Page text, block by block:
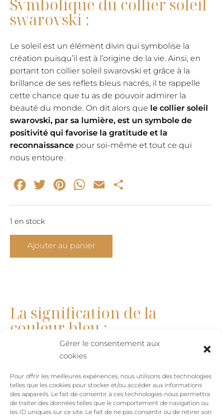
Gérer le consentement aux
cookies
Pour offrir les meilleures expériences, nous utilisons des technologies
telles que les cookies pour stocker et/ou accéder aux informations
des appareils. Le fait de consentir à ces technologies nous permettra
de traiter des données telles que le comportement de navigation ou
les ID uniques sur ce site. Le fait de ne pas consentir ou de retirer son
Symbolique du collier soleil
swarovski :
Le soleil est un élément divin qui symbolise la
création puisqu’il est à l’origine de la vie. Ainsi, en
portant ton collier soleil swarovski et grâce à la
brillance de ses reflets bleus nacrés, il te rappelle
cette chance que tu as de pouvoir admirer la
beauté du monde. On dit alors que le collier soleil
swarovski, par sa lumière, est un symbole de
positivité qui favorise la gratitude et la
reconnaissance pour soi-même et tout ce qui
nous entoure.
Facebook
Twitter
Pinterest
WhatsApp
Email
1 en stock
quantité
Gratitude
Ajouter au panier
La signification de la
couleur bleu :
Penser au symbolisme de la couleur bleue, la mer,
nous invite à plonger en nous avec sagesse pour
apprendre à se connaître.
On dit que lorsque le bleu de la mer et celui du ciel